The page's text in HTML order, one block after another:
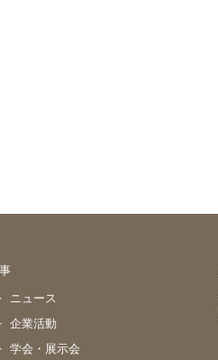
ニュース
企業活動
学会・展示会